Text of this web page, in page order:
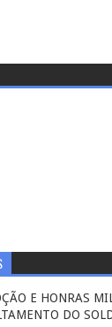
E HONRAS
DO